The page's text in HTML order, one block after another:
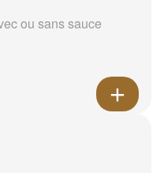
ou sans sauce